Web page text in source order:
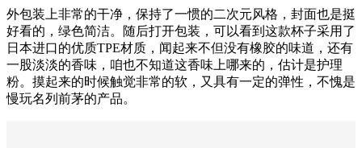
外包装上非常的干净，保持了一惯的二次元风格，封面也是挺
好看的，绿色简洁。随后打开包装，可以看到这款杯子采用了
日本进口的优质TPE材质，闻起来不但没有橡胶的味道，还有
一股淡淡的香味，咱也不知道这香味上哪来的，估计是护理
粉。摸起来的时候触觉非常的软，又具有一定的弹性，不愧是
慢玩名列前茅的产品。